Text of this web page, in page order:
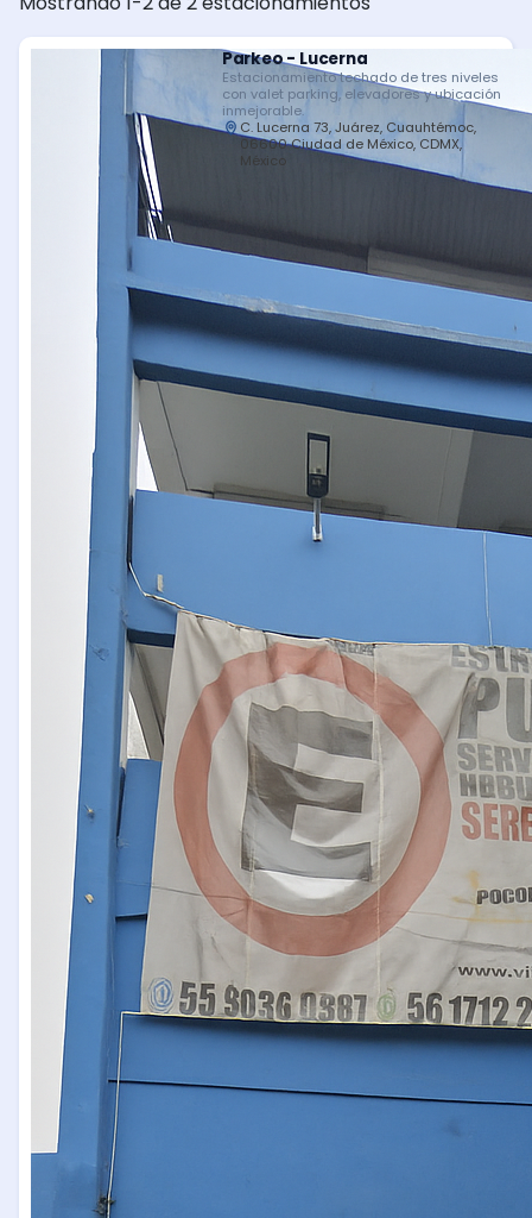
Parkeo - Lucerna
Estacionamiento techado de tres niveles
con valet parking, elevadores y ubicación
inmejorable.
C. Lucerna 73, Juárez, Cuauhtémoc,
06600 Ciudad de México, CDMX,
México